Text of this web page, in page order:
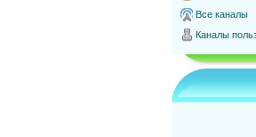
Все каналы
Каналы